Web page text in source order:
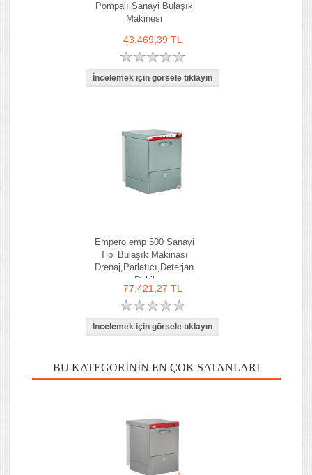
Pompalı Sanayi Bulaşık
Makinesi
43.469,39 TL
Empero emp 500 Sanayi
Tipi Bulaşık Makinası
Drenaj,Parlatıcı,Deterjan
Dahil
77.421,27 TL
BU KATEGORININ EN ÇOK SATANLARI